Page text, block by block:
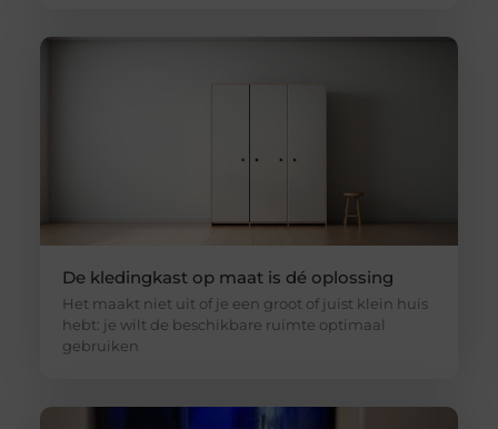
De kledingkast op maat is dé oplossing
Het maakt niet uit of je een groot of juist klein huis
hebt: je wilt de beschikbare ruimte optimaal
gebruiken